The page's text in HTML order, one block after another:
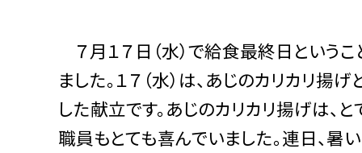
７月１７日（水）で給食最終日という
ました。１７（水）は、あじのカリカリ
した献立です。あじのカリカリ揚げは、
職員もとても喜んでいました。連日、暑